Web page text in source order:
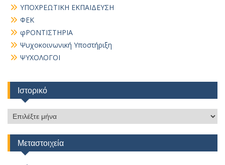
ΥΠΟΧΡΕΩΤΙΚΗ ΕΚΠΑΙΔΕΥΣΗ
ΦΕΚ
φΡΟΝΤΙΣΤΗΡΙΑ
Ψυχοκοινωνική Υποστήριξη
ΨΥΧΟΛΟΓΟΙ
Ιστορικό
Ιστορικό
Μεταστοιχεία